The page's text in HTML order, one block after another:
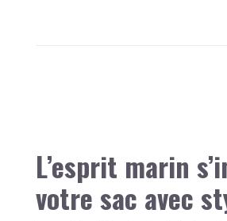
L’esprit marin
votre sac avec